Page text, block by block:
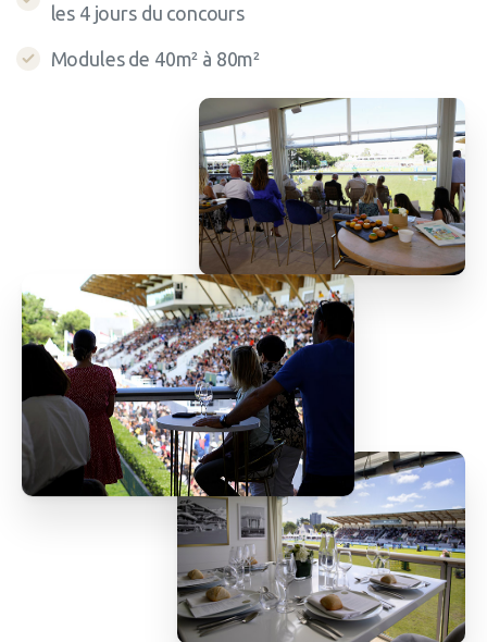
les 4 jours du concours
Modules de 40m² à 80m²